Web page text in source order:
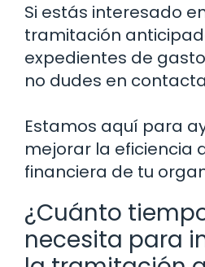
Si estás interesado
tramitación
expedientes de
no dudes en
Estamos aquí para
mejorar la eficiencia
financiera de tu
¿Cuánto
necesita para